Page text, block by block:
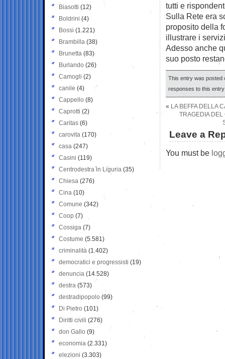
tutti e
Sulla Rete era
proposito della
illustrare i
Adesso anche
suo posto
This entry was posted
responses to this
« LA BEFFA DELLA
TRAGEDIA DEL
Leave a
You must be
Biasotti (12)
Boldrini (4)
Bossi (1.221)
Brambilla (38)
Brunetta (83)
Burlando (26)
Camogli (2)
canile (4)
Cappello (8)
Caprotti (2)
Caritas (6)
carovita (170)
casa (247)
Casini (119)
Centrodestra in Liguria (35)
Chiesa (276)
Cina (10)
Comune (342)
Coop (7)
Cossiga (7)
Costume (5.581)
criminalità (1.402)
democratici e progressisti (19)
denuncia (14.528)
destra (573)
destradipopolo (99)
Di Pietro (101)
Diritti civili (276)
don Gallo (9)
economia (2.331)
elezioni (3.303)